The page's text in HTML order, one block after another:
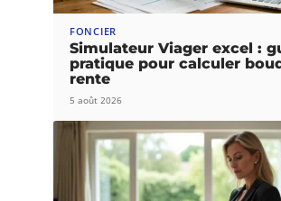
FONCIER
Simulateur Viager excel :
pratique pour calculer
rente
5 août 2026